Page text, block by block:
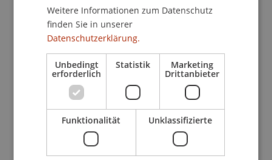
fort und nimmt das weiterführende
Diplomstudium Treuhandwesen an der
Universität Liechtenstein auf, um ihre Expertise
weiter zu vertiefen. Prof. Dr. iur. Alexandra
Butterstein, LL.M. und Dr. Stefan Wenaweser
wünschen allen Absolventinnen und Absolventen
viel Erfolg für ihre weitere akademische und
berufliche Laufbahn.
Weitere Informationen zum Datenschutz
finden Sie in unserer
Datenschutzerklärung.
Unbedingt
erforderlich
Statistik Marketing
Drittanbieter
Funktionalität Unklassifizierte